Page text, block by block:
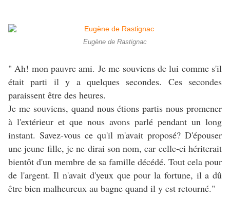
Eugène de Rastignac
" Ah! mon pauvre ami. Je me souviens de lui comme s'il
était parti il y a quelques secondes. Ces secondes
paraissent être des heures.
Je me souviens, quand nous étions partis nous promener
à l'extérieur et que nous avons parlé pendant un long
instant. Savez-vous ce qu'il m'avait proposé? D'épouser
une jeune fille, je ne dirai son nom, car celle-ci hériterait
bientôt d'un membre de sa famille décédé. Tout cela pour
de l'argent. Il n'avait d'yeux que pour la fortune, il a dû
être bien malheureux au bagne quand il y est retourné."